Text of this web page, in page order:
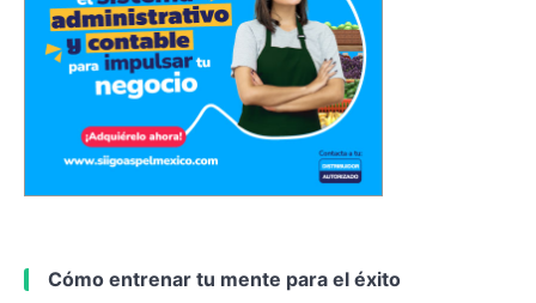
Cómo entrenar tu mente para el éxito